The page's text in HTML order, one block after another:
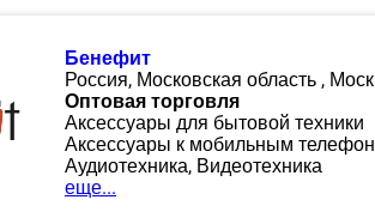
Бенефит
Россия, Московская область ,
Оптовая торговля
Аксессуары для бытовой техники
Аксессуары к мобильным
Аудиотехника, Видеотехника
еще...